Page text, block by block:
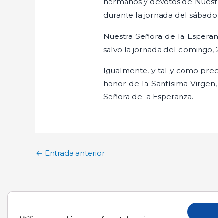
hermanos y devotos de
durante la jornada del
Nuestra Señora de la
salvo la jornada del domingo,
Igualmente, y tal y como
honor de la Santísima
Señora de la Esperanza.
← Entrada anterior